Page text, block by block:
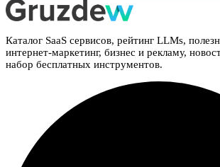
Каталог SaaS сервисов, рейтинг LLMs,
интернет-маркетинг, бизнес и рекламу,
набор бесплатных инструментов.